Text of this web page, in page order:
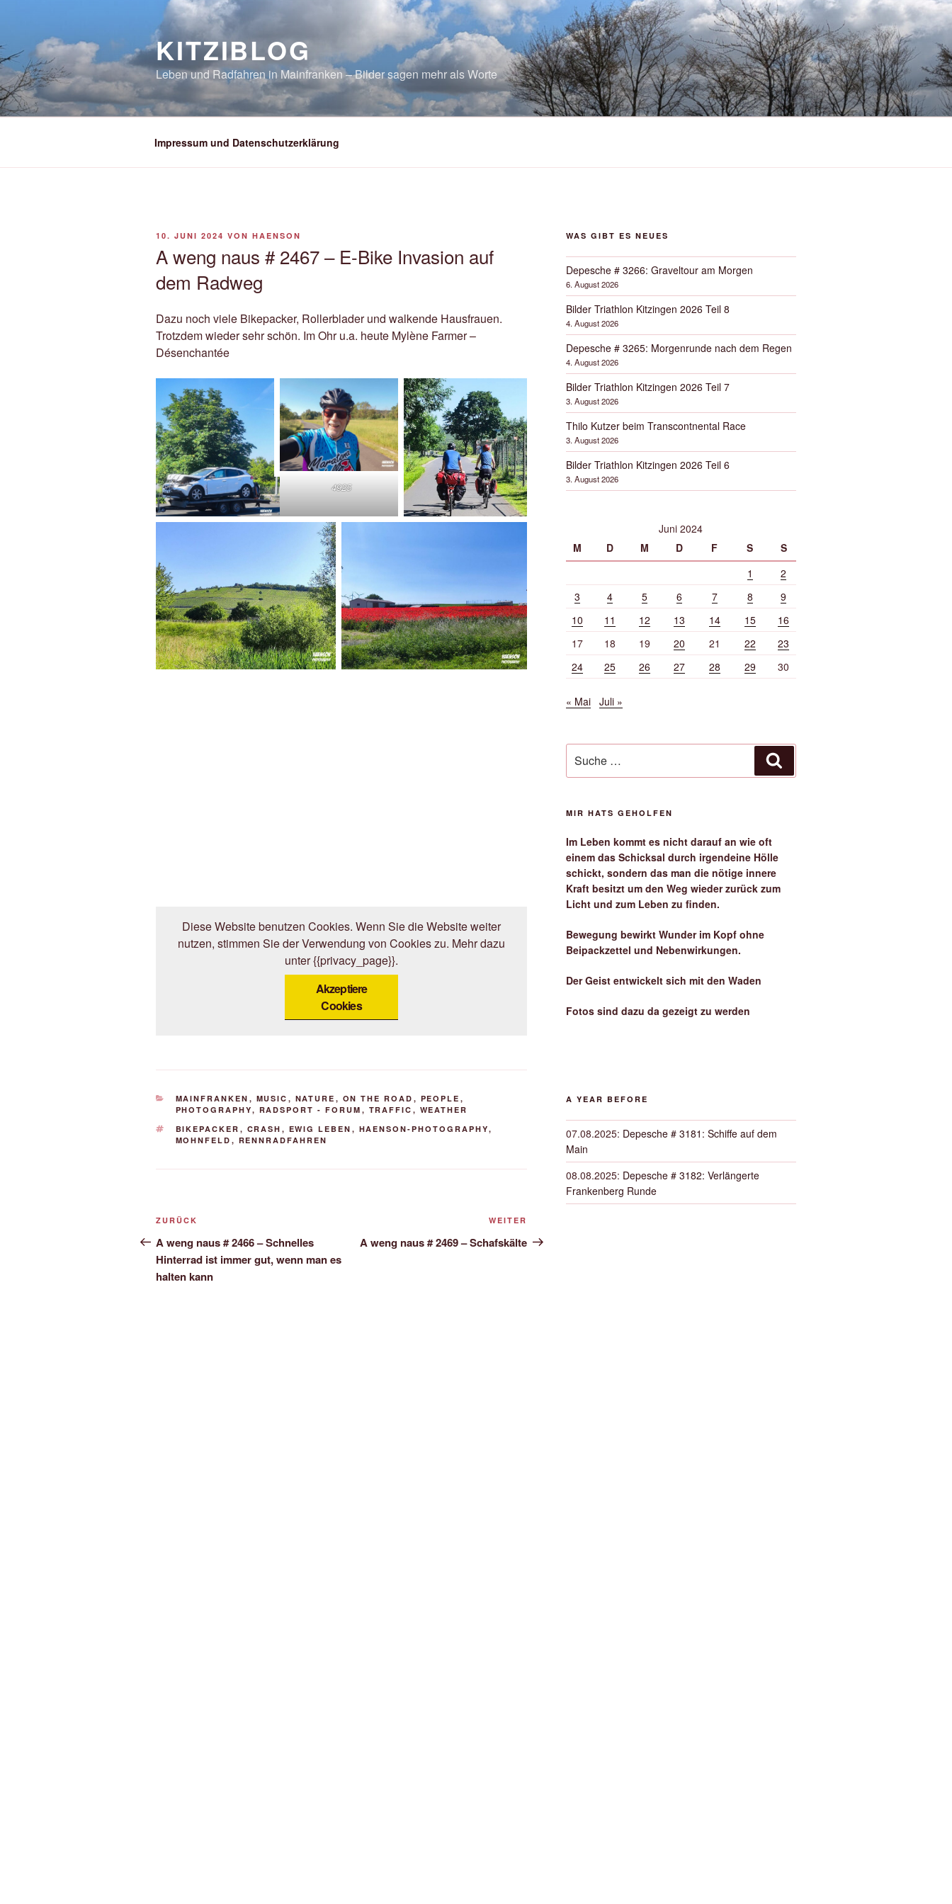
springen
KITZIBLOG
Leben und Radfahren in Mainfranken – Bilder sagen mehr als Worte
Impressum und Datenschutzerklärung
VERÖFFENTLICHT
10. JUNI 2024 VON HAENSON
A weng naus # 2467 – E-Bike Invasion auf
dem Radweg
Dazu noch viele Bikepacker, Rollerblader und walkende Hausfrauen.
Trotzdem wieder sehr schön. Im Ohr u.a. heute Mylène Farmer –
Désenchantée
4925
Diese Website benutzen Cookies. Wenn Sie die Website weiter
nutzen, stimmen Sie der Verwendung von Cookies zu. Mehr dazu
unter {{privacy_page}}.
Akzeptiere
Cookies
KATEGORIEN
MAINFRANKEN , MUSIC , NATURE , ON THE ROAD , PEOPLE ,
PHOTOGRAPHY, RADSPORT - FORUM , TRAFFIC , WEATHER
SCHLAGWÖRTER
BIKEPACKER , CRASH , EWIG LEBEN , HAENSON-PHOTOGRAPHY,
MOHNFELD , RENNRADFAHREN
Beitrags-
Navigation
Vorheriger
Beitrag
ZURÜCK
A weng naus # 2466 – Schnelles
Hinterrad ist immer gut, wenn man es
halten kann
Beitrag
WEITER
A weng naus # 2469 – Schafskälte
WAS GIBT ES NEUES
Depesche # 3266: Graveltour am Morgen
6. August 2026
Bilder Triathlon Kitzingen 2026 Teil 8
4. August 2026
Depesche # 3265: Morgenrunde nach dem Regen
4. August 2026
Bilder Triathlon Kitzingen 2026 Teil 7
3. August 2026
Thilo Kutzer beim Transcontnental Race
3. August 2026
Bilder Triathlon Kitzingen 2026 Teil 6
3. August 2026
Juni 2024
M
D M D F S
S
1
2
3
4 5 6 7 8
9
10
11 12 13 14 15
16
17
18 19 20 21 22
23
24
25 26 27 28 29 30
« Mai Juli »
nach:
MIR HATS GEHOLFEN
Im Leben kommt es nicht darauf an wie oft
einem das Schicksal durch irgendeine Hölle
schickt, sondern das man die nötige innere
Kraft besitzt um den Weg wieder zurück zum
Licht und zum Leben zu finden.
Bewegung bewirkt Wunder im Kopf ohne
Beipackzettel und Nebenwirkungen.
Der Geist entwickelt sich mit den Waden
Fotos sind dazu da gezeigt zu werden
A YEAR BEFORE
07.08.2025: Depesche # 3181: Schiffe auf dem
Main
08.08.2025: Depesche # 3182: Verlängerte
Frankenberg Runde